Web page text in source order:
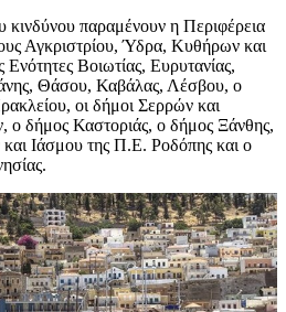
κινδύνου παραμένουν η Περιφέρεια
Αγκριστρίου, Ύδρα, Κυθήρων και
Βοιωτίας, Ευρυτανίας,
Θάσου, Καβάλας, Λέσβου, ο
οι δήμοι Σερρών και
δήμος Καστοριάς, ο δήμος Ξάνθης,
Ιάσμου της Π.Ε. Ροδόπης και ο